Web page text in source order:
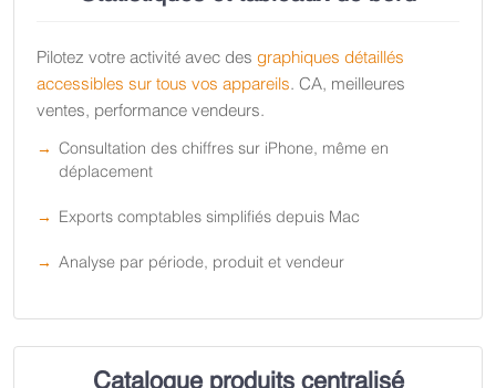
Pilotez votre activité avec des graphiques détaillés
accessibles sur tous vos appareils. CA, meilleures
ventes, performance vendeurs.
Consultation des chiffres sur iPhone, même en
déplacement
Exports comptables simplifiés depuis Mac
Analyse par période, produit et vendeur
Catalogue produits centralisé